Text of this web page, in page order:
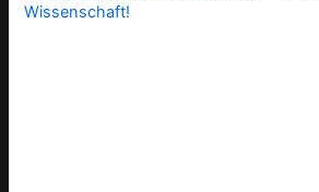
Wissenschaft!